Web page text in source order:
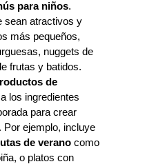
para niños.
sean atractivos y
más pequeños,
nuggets de
frutas y batidos.
de
los ingredientes
para crear
de verano como
o platos con